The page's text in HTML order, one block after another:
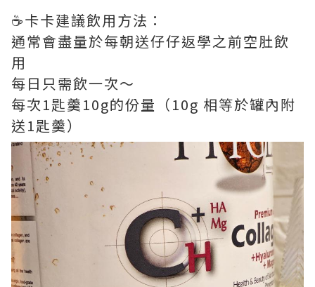
☕️卡卡建議飲用方法：
通常會盡量於每朝送仔仔返學之前空肚飲
用
每日只需飲一次～
每次1匙羹10g的份量（10g 相等於罐內附
送1匙羹）